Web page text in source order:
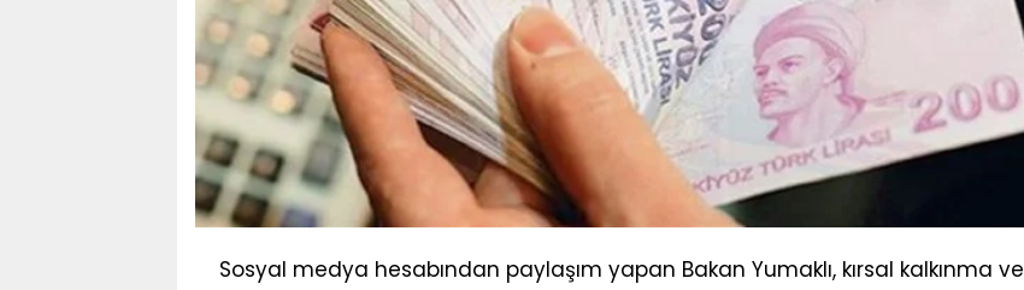
Sosyal medya hesabından paylaşım yapan Bakan Yumaklı, kırsal kalkınma ve